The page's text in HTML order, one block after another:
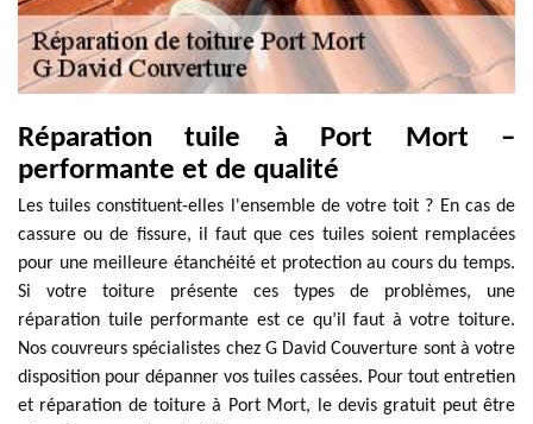
Réparation tuile à Port Mort –
performante et de qualité
Les tuiles constituent-elles l'ensemble de votre toit ? En cas de
cassure ou de fissure, il faut que ces tuiles soient remplacées
pour une meilleure étanchéité et protection au cours du temps.
Si votre toiture présente ces types de problèmes, une
réparation tuile performante est ce qu’il faut à votre toiture.
Nos couvreurs spécialistes chez G David Couverture sont à votre
disposition pour dépanner vos tuiles cassées. Pour tout entretien
et réparation de toiture à Port Mort, le devis gratuit peut être